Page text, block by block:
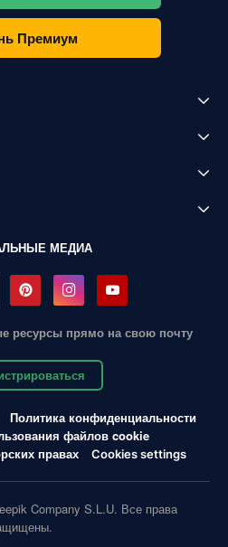
Премиум
МЕДИА
ресурсы прямо на свою почту
Политика конфиденциальности
файлов cookie
правах
Cookies settings
Company S.L.U. Все права